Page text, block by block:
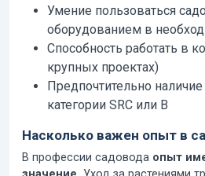
Умение пользоваться
оборудованием в
Способность работать в
крупных проектах)
Предпочтительно
категории SRC или B
Насколько важен опыт в
В профессии садовода опыт